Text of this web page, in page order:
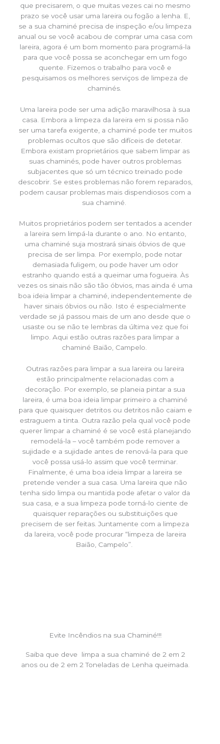
que precisarem, o que muitas vezes cai no mesmo
prazo se você usar uma lareira ou fogão a lenha. E,
se a sua chaminé precisa de inspeção e/ou limpeza
anual ou se você acabou de comprar uma casa com
lareira, agora é um bom momento para programá-la
para que você possa se aconchegar em um fogo
quente. Fizemos o trabalho para você e
pesquisamos os melhores serviços de limpeza de
chaminés.
Uma lareira pode ser uma adição maravilhosa à sua
casa. Embora a limpeza da lareira em si possa não
ser uma tarefa exigente, a chaminé pode ter muitos
problemas ocultos que são difíceis de detetar.
Embora existam proprietários que sabem limpar as
suas chaminés, pode haver outros problemas
subjacentes que só um técnico treinado pode
descobrir. Se estes problemas não forem reparados,
podem causar problemas mais dispendiosos com a
sua chaminé.
Muitos proprietários podem ser tentados a acender
a lareira sem limpá-la durante o ano. No entanto,
uma chaminé suja mostrará sinais óbvios de que
precisa de ser limpa. Por exemplo, pode notar
demasiada fuligem, ou pode haver um odor
estranho quando está a queimar uma fogueira. Às
vezes os sinais não são tão óbvios, mas ainda é uma
boa ideia limpar a chaminé, independentemente de
haver sinais óbvios ou não. Isto é especialmente
verdade se já passou mais de um ano desde que o
usaste ou se não te lembras da última vez que foi
limpo. Aqui estão outras razões para limpar a
chaminé Baião, Campelo.
Outras razões para limpar a sua lareira ou lareira
estão principalmente relacionadas com a
decoração. Por exemplo, se planeia pintar a sua
lareira, é uma boa ideia limpar primeiro a chaminé
para que quaisquer detritos ou detritos não caiam e
estraguem a tinta. Outra razão pela qual você pode
querer limpar a chaminé é se você está planejando
remodelá-la – você também pode remover a
sujidade e a sujidade antes de renová-la para que
você possa usá-lo assim que você terminar.
Finalmente, é uma boa ideia limpar a lareira se
pretende vender a sua casa. Uma lareira que não
tenha sido limpa ou mantida pode afetar o valor da
sua casa, e a sua limpeza pode torná-lo ciente de
quaisquer reparações ou substituições que
precisem de ser feitas. Juntamente com a limpeza
da lareira, você pode procurar “limpeza de lareira
Baião, Campelo”.
Evite Incêndios na sua Chaminé!!!
Saiba que deve limpa a sua chaminé de 2 em 2
anos ou de 2 em 2 Toneladas de Lenha queimada.